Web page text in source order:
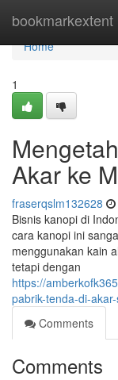
bookmarkextent
Home
Home
1
Akar ke
fraserqslm132628
Bisnis kanopi di
cara kanopi ini
menggunakan kain
tetapi dengan
https://
pabrik-tenda-di-
Comments
Comments